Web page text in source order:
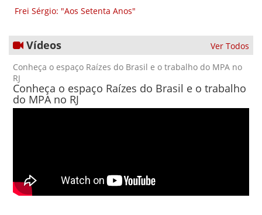
Frei Sérgio: "Aos Setenta Anos"
Vídeos
Ver Todos
Conheça o espaço Raízes do Brasil e o trabalho do MPA no
RJ
Conheça o espaço Raízes do Brasil e o trabalho
do MPA no RJ